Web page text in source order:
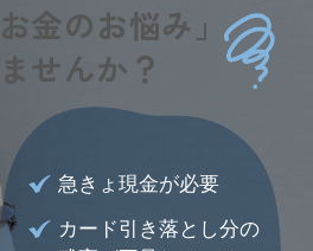
金のお悩み」
せんか？
急きょ現金が必要
カード引き落とし分の